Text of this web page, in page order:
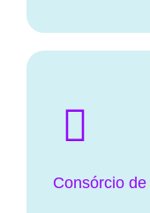
Consórcio de